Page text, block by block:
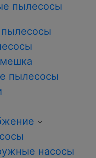
пылесосы
пылесосы
насосы